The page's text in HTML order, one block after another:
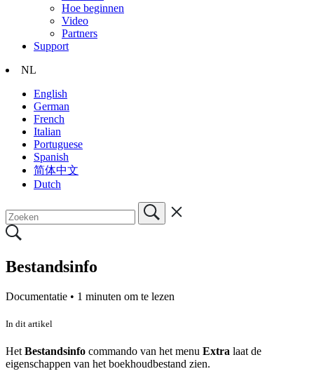
Hoe beginnen
Video
Partners
Support
NL
English
German
French
Italian
Portuguese
Spanish
简体中文
Dutch
Bestandsinfo
Documentatie • 1 minuten om te lezen
In dit artikel
Het Bestandsinfo commando van het menu Extra laat de
eigenschappen van het boekhoudbestand zien.